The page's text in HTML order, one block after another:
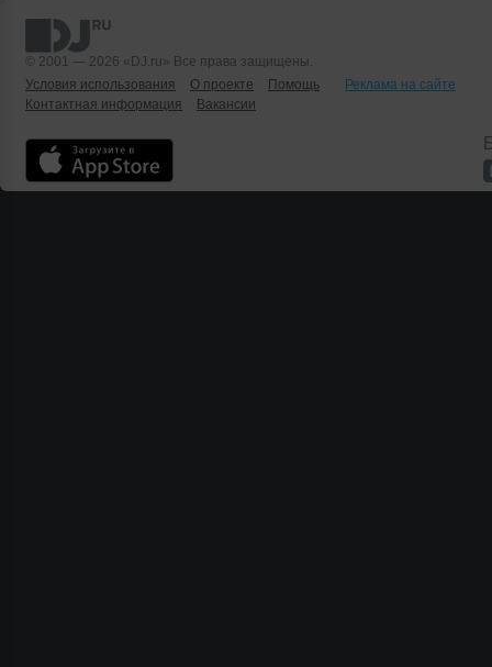
© 2001 — 2026 «DJ.ru» Все права защищены.
Условия использования
О проекте Помощь
Реклама на сайте
Контактная информация
Вакансии